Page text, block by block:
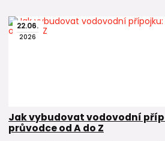
22.06.
2026
Jak vybudovat vodovodní
průvodce od A do Z